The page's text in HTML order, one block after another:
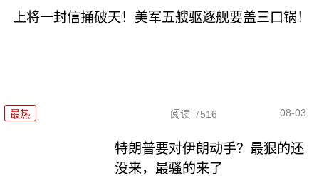
上将一封信捅破天！美军五艘驱逐舰要盖三口锅！
最热 阅读 7516 08-03
特朗普要对伊朗动手？最狠的还
没来，最骚的来了